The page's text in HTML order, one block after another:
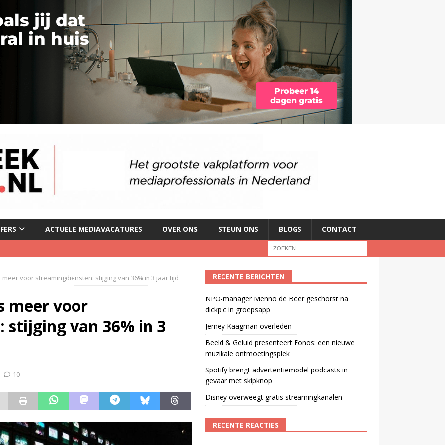
ACTUELE MEDIAVACATURES OVER ONS STEUN ONS BLOGS CONTACT
podcasts in gevaar met skipknop)
voor streamingdiensten: stijging van 36% in 3 jaar tijd
meer voor
van 36% in 3
10
RECENTE BERICHTEN
NPO-manager Menno de Boer geschorst na
dickpic in groepsapp
Jerney Kaagman overleden
Beeld & Geluid presenteert Fonos: een nieuwe
muzikale ontmoetingsplek
Spotify brengt advertentiemodel podcasts in
gevaar met skipknop
Disney overweegt gratis streamingkanalen
RECENTE REACTIES